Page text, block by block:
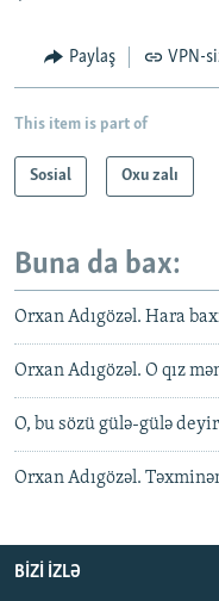
Paylaş VPN-
This item is part of
Sosial Oxu zalı
Buna da bax:
Orxan Adıgözəl. Hara
Orxan Adıgözəl. O qız
O, bu sözü gülə-gülə deyir
Orxan Adıgözəl.
BIZI IZLƏ